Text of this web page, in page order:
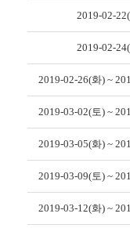
2019-02-
2019-02-
2019-02-26(화) ~
2019-03-02(토) ~
2019-03-05(화) ~
2019-03-09(토) ~
2019-03-12(화) ~